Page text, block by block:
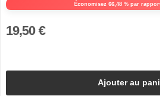
Économisez 66,48 % par
19,50 €
Ajouter au